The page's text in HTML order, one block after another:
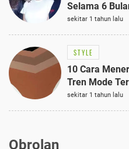
Selama 6
Terungkap!
sekitar 1 tahun lalu
STYLE
10 Cara
Tren Mode
sekitar 1 tahun lalu
Obrolan